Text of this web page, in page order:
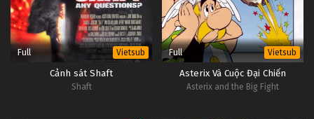
Full Vietsub
Cảnh sát Shaft
Shaft
Full Vietsub
Asterix Và Cuộc Đại Chiến
Asterix and the Big Fight